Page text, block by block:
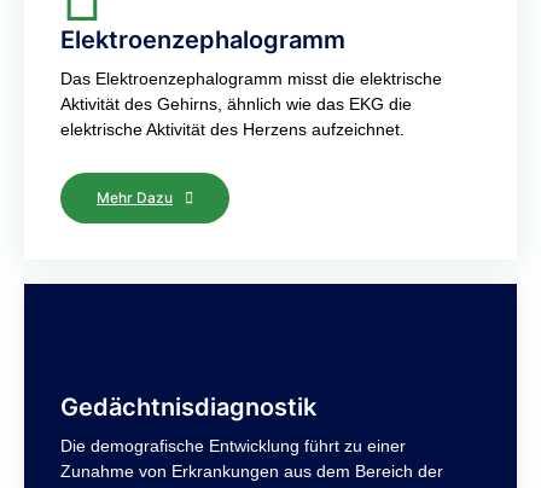
Elektroenzephalogramm
Das Elektroenzephalogramm misst die elektrische
Aktivität des Gehirns, ähnlich wie das EKG die
elektrische Aktivität des Herzens aufzeichnet.
Mehr Dazu
Gedächtnisdiagnostik
Die demografische Entwicklung führt zu einer
Zunahme von Erkrankungen aus dem Bereich der